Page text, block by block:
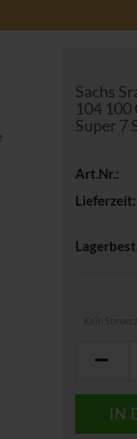
Sachs
104 100
Super 7
Art.Nr.:
Lieferzeit: